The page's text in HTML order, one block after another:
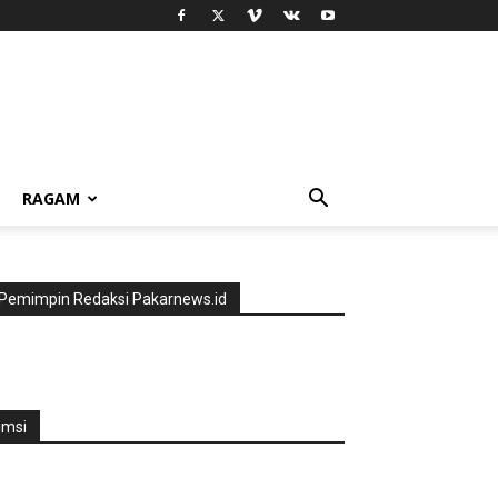
RAGAM
Pemimpin Redaksi Pakarnews.id